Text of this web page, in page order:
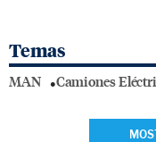
Temas
MAN Camiones